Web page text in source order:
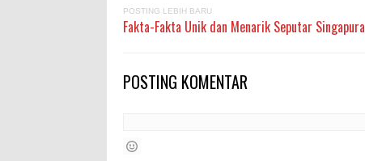
POSTING LEBIH BARU
Fakta-Fakta Unik dan Menarik Seputar Singapura
POSTING KOMENTAR